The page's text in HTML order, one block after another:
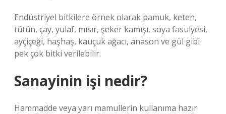
Endüstriyel bitkilere örnek olarak pamuk, keten,
tütün, çay, yulaf, mısır, şeker kamışı, soya fasulyesi,
ayçiçeği, haşhaş, kauçuk ağacı, anason ve gül gibi
pek çok bitki verilebilir.
Sanayinin işi nedir?
Hammadde veya yarı mamullerin kullanıma hazır